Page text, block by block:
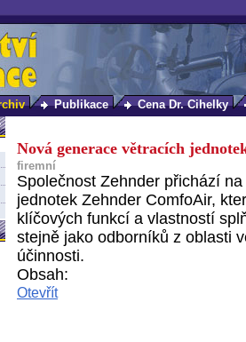
Publikace
Cena Dr. Cihelky
Nová generace větracích
firemní
Společnost Zehnder přichází
jednotek Zehnder ComfoAir,
klíčových funkcí a vlastností
stejně jako odborníků z oblasti
účinnosti.
Obsah:
Otevřít